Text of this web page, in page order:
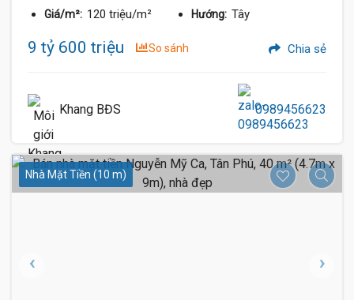
Giá/m²: 120 triệu/m² Hướng: Tây
9 tỷ 600 triệu So sánh Chia sẻ
Khang BĐS 0989456623
Nhà Mặt Tiền (10 m)